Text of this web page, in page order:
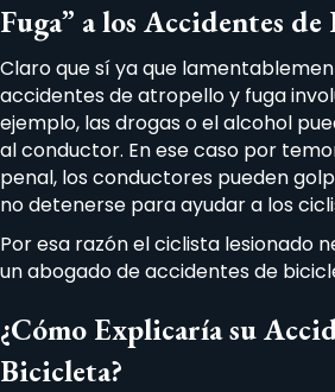
Fuga” a los Accidentes de
Claro que sí ya que
accidentes de atropello y fuga
ejemplo, las drogas o el alcohol
al conductor. En ese caso por
penal, los conductores pueden
no detenerse para ayudar a los
Por esa razón el ciclista lesionado
un abogado de accidentes de
¿Cómo Explicaría su
Bicicleta?